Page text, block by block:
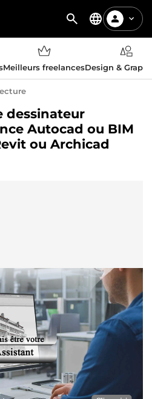
Meilleurs freelancesDesign &
dessinateur
Autocad ou BIM
ou Archicad